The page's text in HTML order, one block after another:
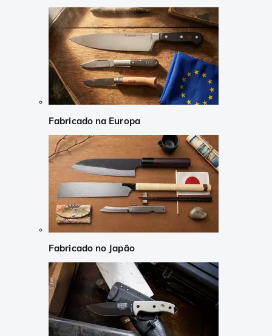
Fabricado na Europa
Fabricado no Japão